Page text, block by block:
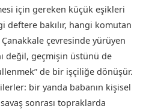
için gereken küçük eşikleri
bakılır, hangi komutan
çevresinde yürüyen
değil, geçmişin üstünü de
de bir işçiliğe dönüşür.
bir yanda babanın kişisel
sonrası topraklarda